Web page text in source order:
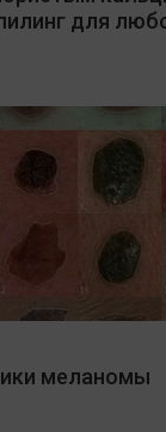
для
меланомы